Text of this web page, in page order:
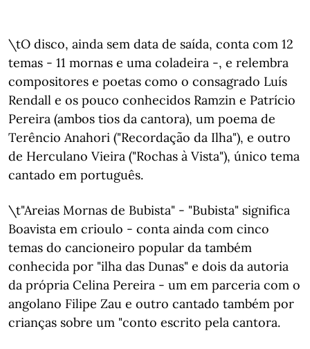
\tO disco, ainda sem data de saída, conta com 12
temas - 11 mornas e uma coladeira -, e relembra
compositores e poetas como o consagrado Luís
Rendall e os pouco conhecidos Ramzin e Patrício
Pereira (ambos tios da cantora), um poema de
Terêncio Anahori ("Recordação da Ilha"), e outro
de Herculano Vieira ("Rochas à Vista"), único tema
cantado em português.
\t"Areias Mornas de Bubista" - "Bubista" significa
Boavista em crioulo - conta ainda com cinco
temas do cancioneiro popular da também
conhecida por "ilha das Dunas" e dois da autoria
da própria Celina Pereira - um em parceria com o
angolano Filipe Zau e outro cantado também por
crianças sobre um "conto escrito pela cantora.